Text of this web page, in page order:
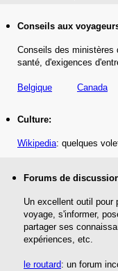
Conseils aux
Conseils des ministères
santé, d'exigences
Belgique Canada
Culture:
Wikipedia: quelques
Forums de
Un excellent outil pour
voyage, s'informer,
partager ses
expériences, etc.
le routard: un forum